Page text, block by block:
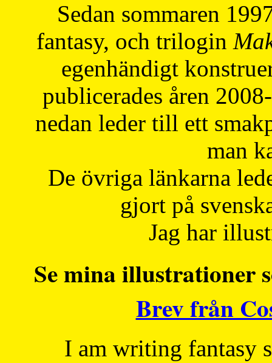
Sedan sommaren
fantasy, och trilogin
egenhändigt
publicerades åren
nedan leder till ett
man
De övriga länkarna
gjort på
Jag har
Se mina illustrationer
Brev från
I am writing fantasy